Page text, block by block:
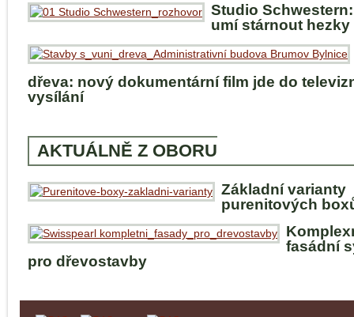
Studio
umí stárnout hezky
dřeva: nový dokumentární film jde do
vysílání
AKTUÁLNĚ Z OBORU
Základní varianty
purenitových
fasádní
pro dřevostavby